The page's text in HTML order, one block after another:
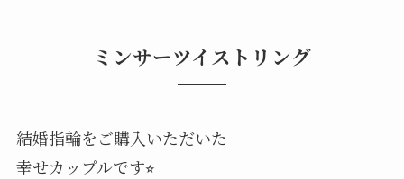
ミンサーツイストリング
結婚指輪をご購入いただいた
幸せカップルです⭐︎